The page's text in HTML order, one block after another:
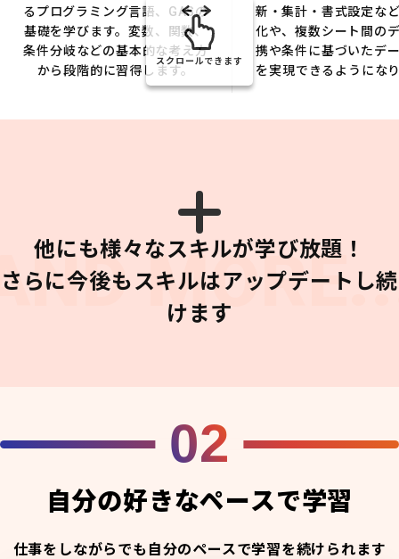
るプログラミング言語、GASの
基礎を学びます。変数、関数、
条件分岐などの基本的な考え方
から段階的に習得します。
新・集計・書式設定な
化や、複数シート間の
携や条件に基づいたデ
を実現できるようにな
スクロールできます
他にも様々なスキルが学び放題！
さらに今後もスキルはアップデートし続
けます
02
自分の好きなペースで学習
仕事をしながらでも自分のペースで学習を続けられます